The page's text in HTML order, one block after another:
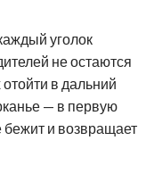
уголок
не остаются
в дальний
— в первую
бежит и возвращает